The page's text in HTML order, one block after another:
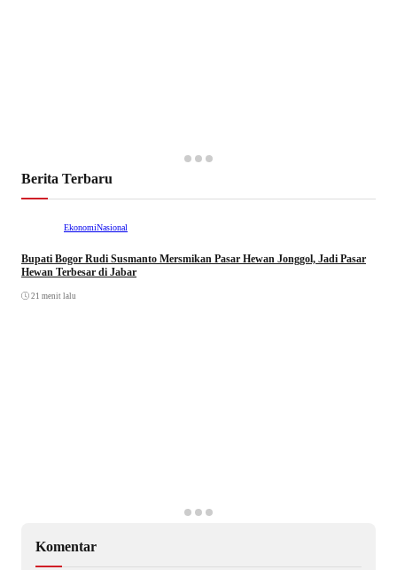
Berita Terbaru
EkonomiNasional
Bupati Bogor Rudi Susmanto Mersmikan Pasar Hewan Jonggol, Jadi Pasar
Hewan Terbesar di Jabar
21 menit lalu
Komentar